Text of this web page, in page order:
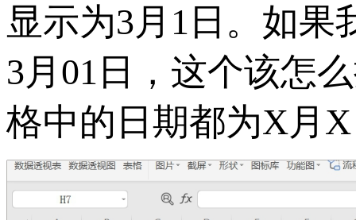
显示为3月1日。如果
3月01日，这个该怎
格中的日期都为X月